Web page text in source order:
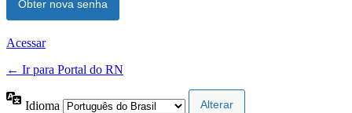
Acessar
← Ir para Portal do RN
Idioma